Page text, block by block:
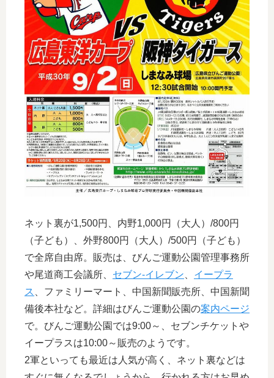
ネット裏が1,500円、内野1,000円（大人）/800円
（子ども）、外野800円（大人）/500円（子ども）
で全席自由席。販売は、びんご運動公園管理事務所
や尾道商工会議所、 セブン-イレブン
イープラ
ス
、ファミリーマート、中国新聞販売所、中国新聞
備後本社など。詳細はびんご運動公園の案内ページ
で。びんご運動公園では9:00～、セブンチケットや
イープラスは10:00～販売のようです。
2軍といっても最近は人気が高く、ネット裏などは